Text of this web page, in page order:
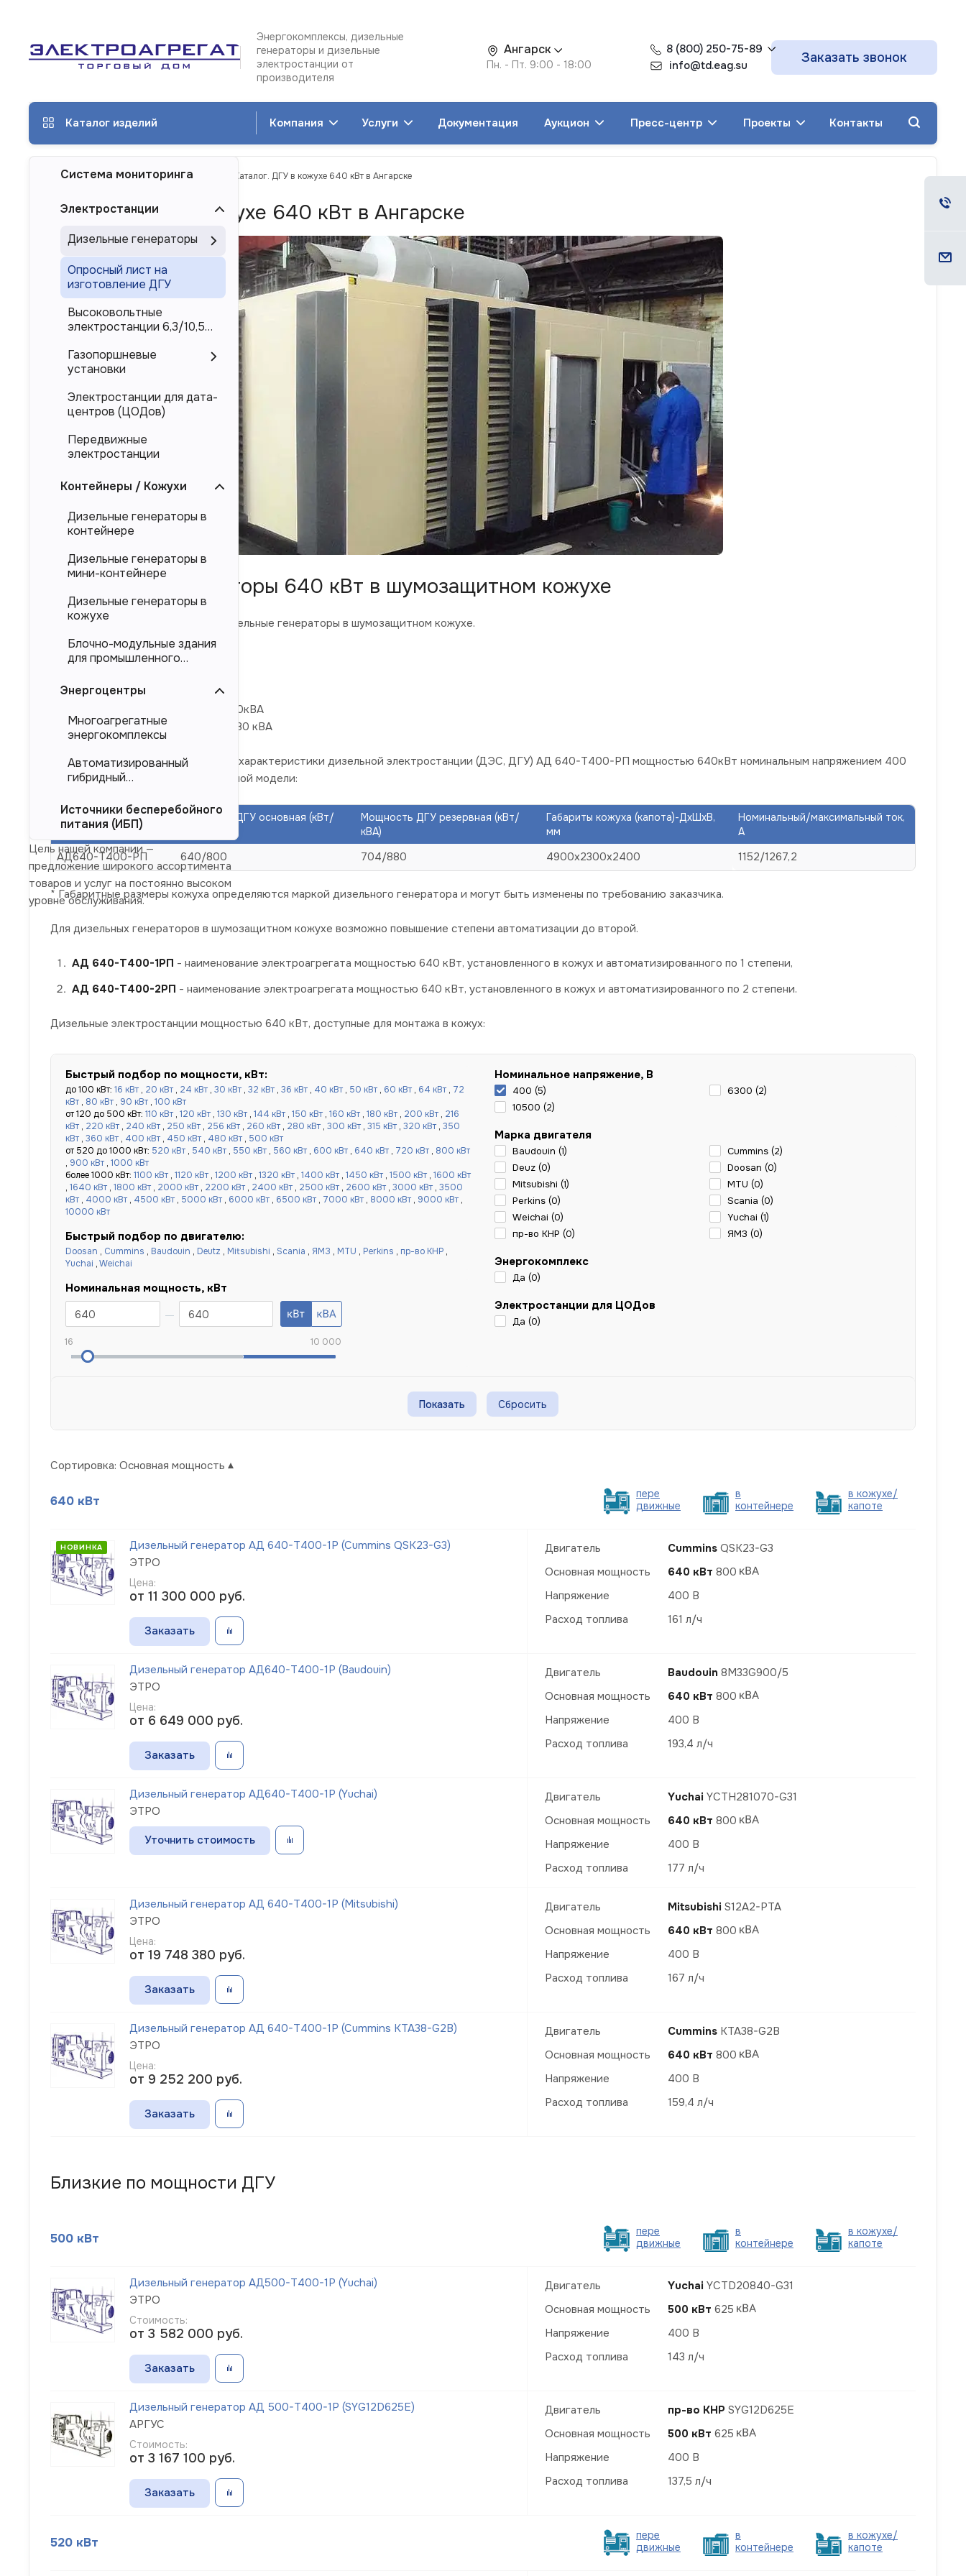
Энергокомплексы, дизельные
генераторы и дизельные
электростанции от
производителя
Ангарск
Пн. - Пт. 9:00 - 18:00
8 (800) 250-75-89
info@td.eag.su
Заказать звонок
Каталог изделий Компания Услуги Документация Аукцион Пресс-центр Проекты Контакты
ТД Электроагрегат Каталог изделий Каталог. ДГУ в кожухе 640 кВт в Ангарске
Каталог. ДГУ в кожухе 640 кВт в Ангарске
Дизельные генераторы 640 кВт в шумозащитном кожухе
В каталоге ниже представлены дизельные генераторы в шумозащитном кожухе.
Торговая марка ЭТРО, АРГУС
Номинальное напряжение 0,4 кВ
Номинальная мощность 640кВт/800кВА
Максимальная мощность 704кВт/880 кВА
Усредненные краткие технические характеристики дизельной электростанции (ДЭС, ДГУ) АД 640-Т400-РП мощностью 640кВт номинальным напряжением 400
В в кожухе без привязки к конкретной модели:
Наименование
изделия
Мощность ДГУ основная (кВт/
Мощность ДГУ резервная (кВт/
кВА)
Габариты кожуха (капота)-ДхШхВ,
мм
Номинальный/максимальный ток,
А
АД640-Т400-РП 640/800 704/880 4900х2300х2400 1152/1267,2
* Габаритные размеры кожуха определяются маркой дизельного генератора и могут быть изменены по требованию заказчика.
Для дизельных генераторов в шумозащитном кожухе возможно повышение степени автоматизации до второй.
АД 640-Т400-1РП - наименование электроагрегата мощностью 640 кВт, установленного в кожух и автоматизированного по 1 степени,
АД 640-Т400-2РП - наименование электроагрегата мощностью 640 кВт, установленного в кожух и автоматизированного по 2 степени.
Дизельные электростанции мощностью 640 кВт, доступные для монтажа в кожух:
Быстрый подбор по мощности, кВт:
до 100 кВт: 16 кВт , 20 кВт , 24 кВт , 30 кВт , 32 кВт , 36 кВт , 40 кВт , 50 кВт , 60 кВт , 64 кВт , 72
кВт , 80 кВт , 90 кВт , 100 кВт
от 120 до 500 кВт: 110 кВт , 120 кВт , 130 кВт , 144 кВт , 150 кВт , 160 кВт , 180 кВт , 200 кВт , 216
кВт , 220 кВт , 240 кВт , 250 кВт , 256 кВт , 260 кВт , 280 кВт , 300 кВт , 315 кВт , 320 кВт , 350
кВт , 360 кВт , 400 кВт , 450 кВт , 480 кВт , 500 кВт
от 520 до 1000 кВт: 520 кВт , 540 кВт , 550 кВт , 560 кВт , 600 кВт , 640 кВт , 720 кВт , 800 кВт
, 900 кВт , 1000 кВт
более 1000 кВт: 1100 кВт , 1120 кВт , 1200 кВт , 1320 кВт , 1400 кВт , 1450 кВт , 1500 кВт , 1600 кВт
, 1640 кВт , 1800 кВт , 2000 кВт , 2200 кВт , 2400 кВт , 2500 кВт , 2600 кВт , 3000 кВт , 3500
кВт , 4000 кВт , 4500 кВт , 5000 кВт , 6000 кВт , 6500 кВт , 7000 кВт , 8000 кВт , 9000 кВт ,
10000 кВт
Быстрый подбор по двигателю:
Doosan , Cummins , Baudouin , Deutz , Mitsubishi , Scania , ЯМЗ , MTU , Perkins , пр-во КНР ,
Yuchai ,Weichai
Номинальная мощность, кВт
16 10 000
Номинальное напряжение, В
400 (5) 6300 (2)
10500 (2)
Марка двигателя
Baudouin (1) Cummins (2)
Deuz (0) Doosan (0)
Mitsubishi (1) MTU (0)
Perkins (0) Scania (0)
Weichai (0) Yuchai (1)
пр-во КНР (0) ЯМЗ (0)
Энергокомплекс
Да (0)
Электростанции для ЦОДов
Да (0)
Сбросить
Сортировка: Основная мощность
640 кВт
пере
движные
в
контейнере
в кожухе/
капоте
НОВИНКА
Дизельный генератор АД 640-Т400-1Р (Cummins QSK23-G3)
ЭТРО
Цена:
от 11 300 000 руб.
Заказать
Двигатель Cummins QSK23-G3
Основная мощность
640 кВт 800
Напряжение
400 В
Расход топлива
161 л/ч
Дизельный генератор АД640-Т400-1Р (Baudouin)
ЭТРО
Цена:
от 6 649 000 руб.
Заказать
Двигатель Baudouin 8M33G900/5
Основная мощность
640 кВт 800
Напряжение
400 В
Расход топлива
193,4 л/ч
Дизельный генератор АД640-Т400-1Р (Yuchai)
ЭТРО
Уточнить стоимость
Двигатель Yuchai YCTH281070-G31
Основная мощность
640 кВт 800
Напряжение
400 В
Расход топлива
177 л/ч
Дизельный генератор АД 640-Т400-1Р (Mitsubishi)
ЭТРО
Цена:
от 19 748 380 руб.
Заказать
Двигатель Mitsubishi S12A2-PTA
Основная мощность
640 кВт 800
Напряжение
400 В
Расход топлива
167 л/ч
Дизельный генератор АД 640-Т400-1Р (Cummins KTA38-G2B)
ЭТРО
Цена:
от 9 252 200 руб.
Заказать
Двигатель Cummins KTA38-G2B
Основная мощность
640 кВт 800
Напряжение
400 В
Расход топлива
159,4 л/ч
Близкие по мощности ДГУ
500 кВт
пере
движные
в
контейнере
в кожухе/
капоте
Дизельный генератор АД500-Т400-1Р (Yuchai)
ЭТРО
Стоимость:
от 3 582 000 руб.
Заказать
Двигатель Yuchai YCTD20840-G31
Основная мощность
500 кВт 625
Напряжение
400 В
Расход топлива
143 л/ч
Дизельный генератор АД 500-Т400-1Р (SYG12D625E)
АРГУС
Стоимость:
от 3 167 100 руб.
Заказать
Двигатель пр-во КНР SYG12D625E
Основная мощность
500 кВт 625
Напряжение
400 В
Расход топлива
137,5 л/ч
520 кВт
пере
движные
в
контейнере
в кожухе/
капоте
Система мониторинга
Электростанции
Дизельные генераторы
Опросный лист на
изготовление ДГУ
Высоковольтные
электростанции 6,3/10,5
Газопоршневые
установки
Электростанции для дата-
центров (ЦОДов)
Передвижные
электростанции
Контейнеры / Кожухи
Дизельные генераторы в
контейнере
Дизельные генераторы в
мини-контейнере
Дизельные генераторы в
кожухе
Блочно-модульные здания
для промышленного
оборудования (БМЗ)
Энергоцентры
Многоагрегатные
энергокомплексы
Автоматизированный
гибридный
Источники бесперебойного
питания (ИБП)
Цель нашей компании —
предложение широкого ассортимента
товаров и услуг на постоянно высоком
уровне обслуживания.